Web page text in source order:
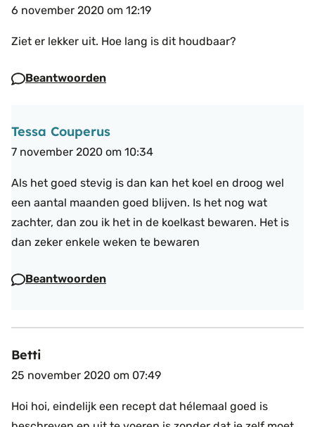
6 november 2020 om 12:19
Ziet er lekker uit. Hoe lang is dit houdbaar?
Beantwoorden
Tessa Couperus
7 november 2020 om 10:34
Als het goed stevig is dan kan het koel en droog wel
een aantal maanden goed blijven. Is het nog wat
zachter, dan zou ik het in de koelkast bewaren. Het is
dan zeker enkele weken te bewaren
Beantwoorden
Betti
25 november 2020 om 07:49
Hoi hoi, eindelijk een recept dat hélemaal goed is